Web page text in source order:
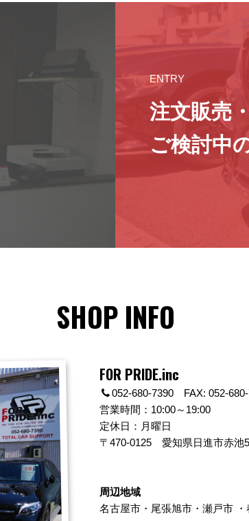
ENTRY
注文販売
ご検討中
SHOP INFO
FOR PRIDE.inc
052-680-7390 FAX: 052-
営業時間：10:00～19:00
定休日：月曜日
〒470-0125 愛知県日進市赤池
周辺地域
名古屋市・ 尾張旭市・ 瀬戸市・